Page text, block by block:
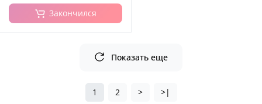
Закончился
Показать еще
1 2 > >|